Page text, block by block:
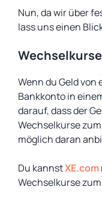
Nun, da wir über
lass uns einen
Wechselkurse
Wenn du Geld von
Bankkonto in
darauf, dass der
Wechselkurse
möglich daran
Du kannstXE.com
Wechselkurse